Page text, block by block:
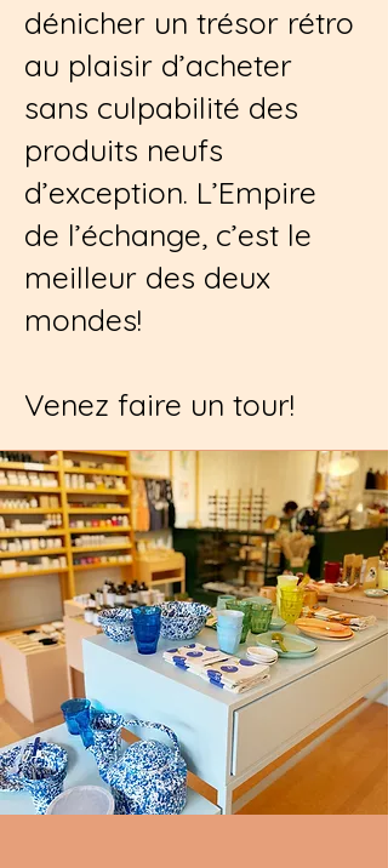
dénicher un trésor rétro
au plaisir d’acheter
sans culpabilité des
produits neufs
d’exception. L’Empire
de l’échange, c’est le
meilleur des deux
mondes!
Venez faire un tour!